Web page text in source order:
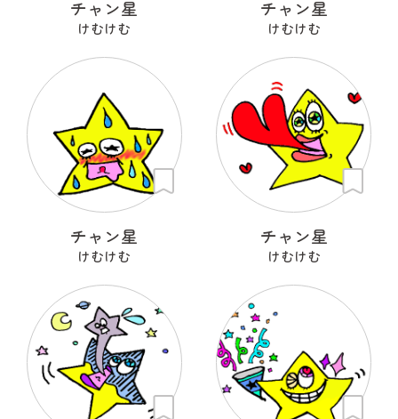
チャン星
けむけむ
チャン星
けむけむ
チャン星
けむけむ
チャン星
けむけむ